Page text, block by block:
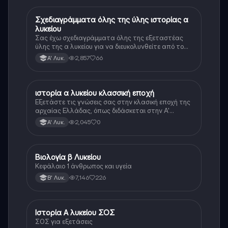
Ιστορία
Σχεδιαγράμματα όλης της ύλης ιστορίας α
λυκείου
Σας έχω σχεδιαγράμματα όλης της εξεταστέας
ύλης της α λυκείου για να διευκολυνθείτε από το
τεράστιο βάρος του βιβλίου
Α' Λυκ. 2,857 66
Ιστορία
ιστορία α λυκείου κλασσική εποχή
Εξετάστε τις γνώσεις σας στην κλασική εποχή της
αρχαίας Ελλάδας, όπως διδάσκεται στην Α'
Λυκείου.Α' Λυκ. 2,045 0
Βιολογία
Βιολογία β Λυκείου
Κεφάλαιο 1 άνθρωπος και υγεία
Β' Λυκ. 7,146 226
Ιστορία
Ιστορία Α λυκείου ΣΟΣ
ΣΟΣ για εξετάσεις